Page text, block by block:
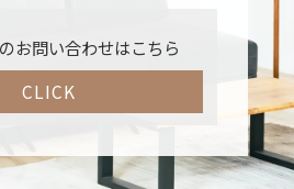
お問い合わせはこちら
CLICK